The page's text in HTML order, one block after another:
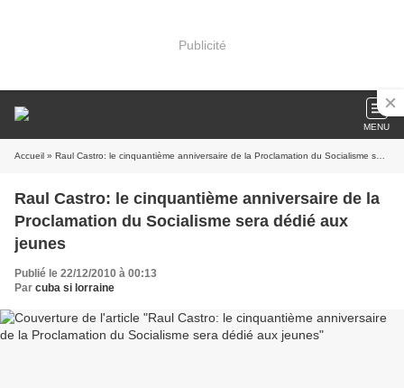
Publicité
MENU
Accueil » Raul Castro: le cinquantième anniversaire de la Proclamation du Socialisme sera dédié aux jeunes
Raul Castro: le cinquantième anniversaire de la
Proclamation du Socialisme sera dédié aux
jeunes
Publié le 22/12/2010 à 00:13
Par cuba si lorraine